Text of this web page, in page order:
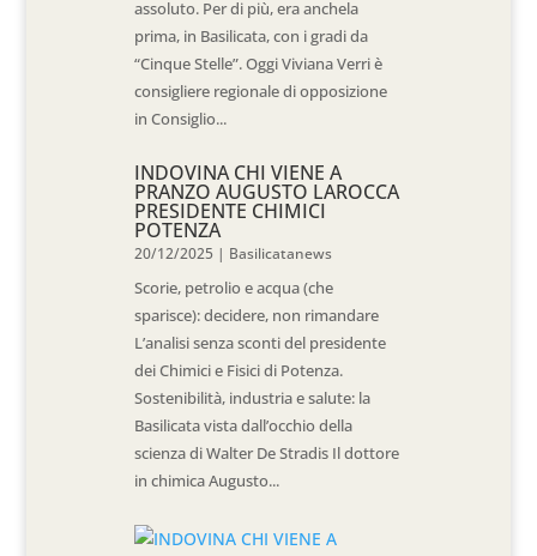
assoluto. Per di più, era anchela
prima, in Basilicata, con i gradi da
“Cinque Stelle”. Oggi Viviana Verri è
consigliere regionale di opposizione
in Consiglio...
INDOVINA CHI VIENE A
PRANZO AUGUSTO LAROCCA
PRESIDENTE CHIMICI
POTENZA
20/12/2025 | Basilicatanews
Scorie, petrolio e acqua (che
sparisce): decidere, non rimandare
L’analisi senza sconti del presidente
dei Chimici e Fisici di Potenza.
Sostenibilità, industria e salute: la
Basilicata vista dall’occhio della
scienza di Walter De Stradis Il dottore
in chimica Augusto...